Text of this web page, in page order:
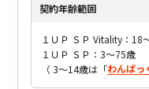
契約年齢範囲
１ＵＰ ＳＰ Vitality：18
１ＵＰ ＳＰ：3～75歳
（ 3～14歳は「わんぱっ